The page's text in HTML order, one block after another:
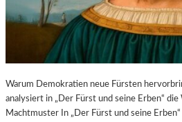
Warum Demokratien neue Fürsten
analysiert in „Der Fürst und seine Erben“
Machtmuster In „Der Fürst und seine